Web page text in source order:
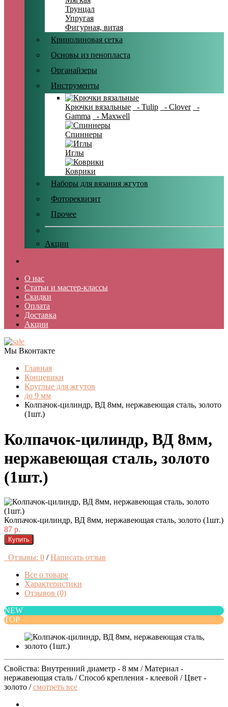
Трунцал
Упругая
Фигурная, витая
Кринолиновая сетка
Основы из пенопласта
Органайзеры
Инструменты
Крючки вязальные - Tulip - Clover
-
Gamma
- Maxwell
Спиннеры
Иглы
Коврики
Наборы для вязания жгутов
Фотореквизит
Прочее
Акции
О нас
Статьи и мастер-классы
Скидки
Оплата
Доставка
Акции
Мы Вконтакте
Главная
Концевики
Круглые для жгутов
до 9 мм
Колпачок-цилиндр, ВД 8мм, нержавеющая сталь, золото
(1шт.)
Колпачок-цилиндр, ВД 8мм,
нержавеющая сталь, золото
(1шт.)
Колпачок-цилиндр, ВД 8мм, нержавеющая сталь, золото (1шт.)
87 р.
Купить
Отзывы: 0 / Написать отзыв
Все о товаре
Характеристики
Отзывов (0)
NEW
TOP
Свойства: Внутренний диаметр - 8 мм / Материал -
нержавеющая сталь / Способ крепления - клеевой / Цвет -
золото /смотреть все